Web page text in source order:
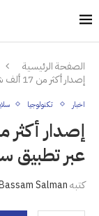
الصفحة الرئيسية
إصدار أكثر من 17 ألف شهادة مدرسية عبر تطبيق سند
اخبار تكنولوجيا
عبر تطبيق
كتبهSalman